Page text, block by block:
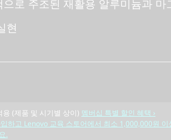
로 주조된 재활용 알루미늄과 마
현
(제품 및 시기별 상이) 멤버십 특별 할인 혜택 ›
하고 Lenovo 교육 스토어에서 최소 1,000,000원 이
.